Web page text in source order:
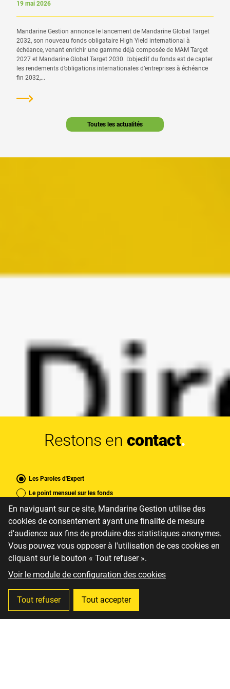
19 mai 2026
Mandarine Gestion annonce le lancement de Mandarine Global Target
2032, son nouveau fonds obligataire High Yield international à
échéance, venant enrichir une gamme déjà composée de MAM Target
2027 et Mandarine Global Target 2030. L’objectif du fonds est de capter
les rendements d’obligations internationales d’entreprises à échéance
fin 2032,...
Toutes les actualités
Restons en contact
Les Paroles d'Expert
Le point mensuel sur les fonds
Les Valeurs Liquidatives
En naviguant sur ce site, Mandarine Gestion utilise des
cookies de consentement ayant une finalité de mesure
d'audience aux fins de produire des statistiques anonymes.
Vous pouvez vous opposer à l'utilisation de ces cookies en
cliquant sur le bouton « Tout refuser ».
Voir le module de configuration des cookies
Tout refuser Tout accepter